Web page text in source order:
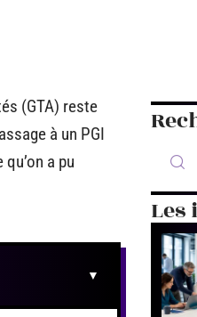
(GTA) reste
à un PGI
a pu